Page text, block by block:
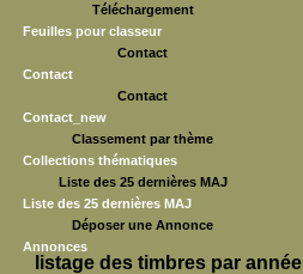
Téléchargement
Feuilles pour classeur
Contact
Contact
Contact
Contact_new
Classement par thème
Collections thématiques
Liste des 25 dernières MAJ
Liste des 25 dernières MAJ
Déposer une Annonce
Annonces
listage des timbres par année